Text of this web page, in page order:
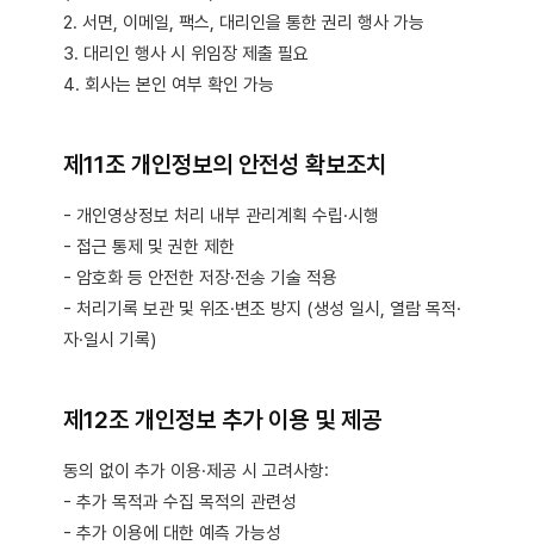
2. 서면, 이메일, 팩스, 대리인을 통한 권리 행사 가능
3. 대리인 행사 시 위임장 제출 필요
4. 회사는 본인 여부 확인 가능
제11조 개인정보의 안전성 확보조치
- 개인영상정보 처리 내부 관리계획 수립·시행
- 접근 통제 및 권한 제한
- 암호화 등 안전한 저장·전송 기술 적용
- 처리기록 보관 및 위조·변조 방지 (생성 일시, 열람 목적·
자·일시 기록)
제12조 개인정보 추가 이용 및 제공
동의 없이 추가 이용·제공 시 고려사항:
- 추가 목적과 수집 목적의 관련성
- 추가 이용에 대한 예측 가능성